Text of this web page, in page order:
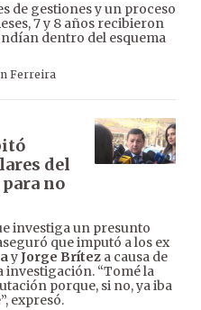
de gestiones y un proceso
7 y 8 años recibieron
dentro del esquema
Ferreira
del
no
investiga un presunto
que imputó a los ex
yJorge Brítez a causa de
“Tomé la
porque, si no, ya iba
expresó.